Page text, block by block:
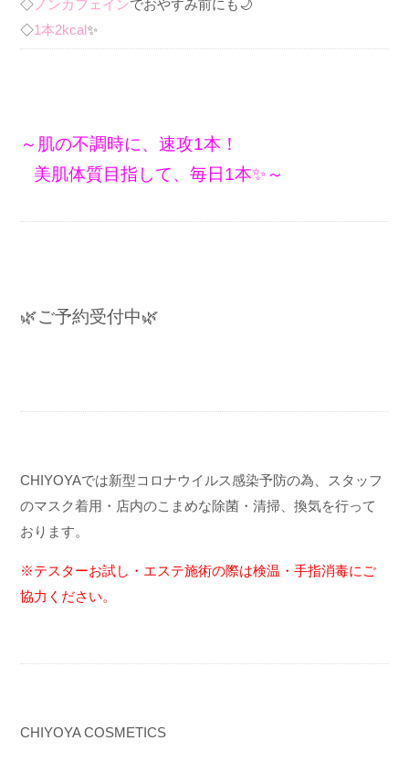
◇ ノンカフェインでおやすみ前にも🌙
◇1本2kcal✨
～肌の不調時に、速攻1本！
美肌体質目指して、毎日1本✨～
🌿ご予約受付中🌿
CHIYOYAでは新型コロナウイルス感染予防の為、スタッフ
のマスク着用・店内のこまめな除菌・清掃、換気を行って
おります。
※テスターお試し・エステ施術の際は検温・手指消毒にご
協力ください。
CHIYOYA COSMETICS